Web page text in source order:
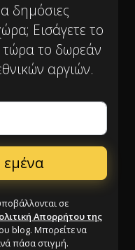
δημόσιες
Εισάγετε το
τώρα το δωρεάν
αργιών.
σε
Απορρήτου της
blog. Μπορείτε να
πάσα στιγμή.